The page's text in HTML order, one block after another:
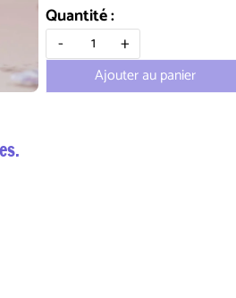
Quantité :
-
+
Ajouter au panier